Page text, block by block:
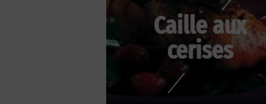
Caille aux
cerises